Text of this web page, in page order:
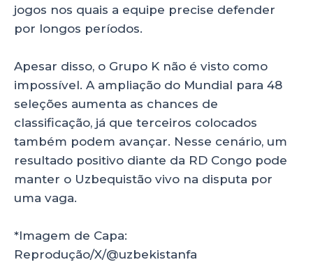
jogos nos quais a equipe precise defender
por longos períodos.
Apesar disso, o Grupo K não é visto como
impossível. A ampliação do Mundial para 48
seleções aumenta as chances de
classificação, já que terceiros colocados
também podem avançar. Nesse cenário, um
resultado positivo diante da RD Congo pode
manter o Uzbequistão vivo na disputa por
uma vaga.
*Imagem de Capa:
Reprodução/X/@uzbekistanfa